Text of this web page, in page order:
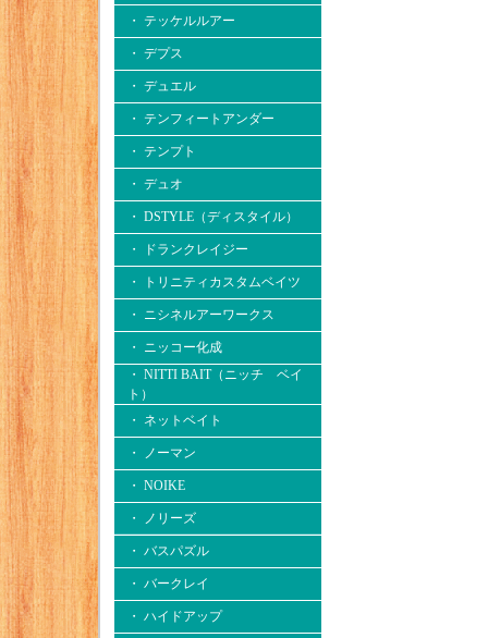
・ テッケルルアー
・ デプス
・ デュエル
・ テンフィートアンダー
・ テンプト
・ デュオ
・ DSTYLE（ディスタイル）
・ ドランクレイジー
・ トリニティカスタムベイツ
・ ニシネルアーワークス
・ ニッコー化成
・ NITTI BAIT（ニッチ ベイ
ト）
・ ネットベイト
・ ノーマン
・ NOIKE
・ ノリーズ
・ バスパズル
・ バークレイ
・ ハイドアップ